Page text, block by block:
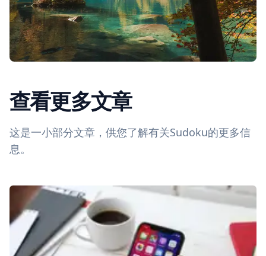
查看更多文章
这是一小部分文章，供您了解有关Sudoku的更多信
息。